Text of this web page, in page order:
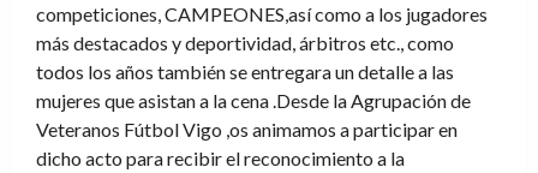
competiciones, CAMPEONES,así como a los jugadores
más destacados y deportividad, árbitros etc., como
todos los años también se entregara un detalle a las
mujeres que asistan a la cena .Desde la Agrupación de
Veteranos Fútbol Vigo ,os animamos a participar en
dicho acto para recibir el reconocimiento a la